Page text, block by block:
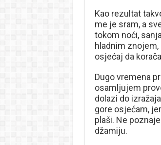
Kao rezultat
me je sram, a
tokom noći,
hladnim
osjećaj da
Dugo vremena
osamljujem
dolazi do
gore osjećam,
plaši. Ne
džamiju.